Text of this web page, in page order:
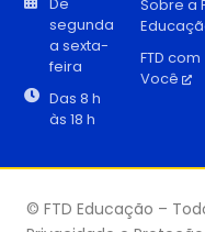
segunda
a sexta-
feira
Das 8 h
às 18 h
Sobre a
FTD com
Você
© FTD Educação –